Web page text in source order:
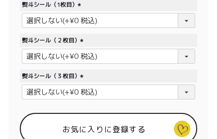
)
熨斗シール（1枚目）
(
必
熨斗シール（２枚目）
(
必
)
熨斗シール（３枚目）
(
必
)
お気に入りに登録する